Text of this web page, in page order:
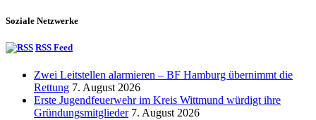
Soziale Netzwerke
RSS Feed
Zwei Leitstellen alarmieren – BF Hamburg übernimmt die
Rettung 7. August 2026
Erste Jugendfeuerwehr im Kreis Wittmund würdigt ihre
Gründungsmitglieder 7. August 2026